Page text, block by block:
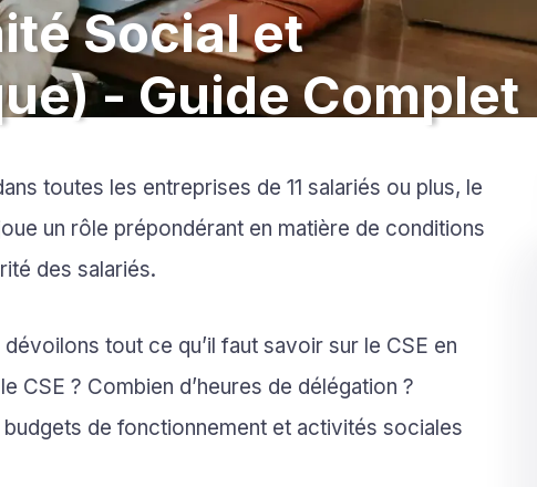
Social et
- Guide Complet
toutes les entreprises de 11 salariés ou plus, le
un rôle prépondérant en matière de conditions
des salariés.
tout ce qu’il faut savoir sur le CSE en
CSE ? Combien d’heures de délégation ?
de fonctionnement et activités sociales